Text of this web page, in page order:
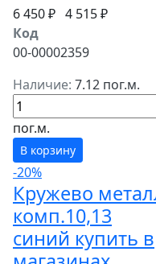
6 450 ₽ 4 515 ₽
Код
00-00002359
Наличие: 7.12 пог.м.
пог.м.
В корзину
-20%
Кружево
комп.10,13
синий купить в